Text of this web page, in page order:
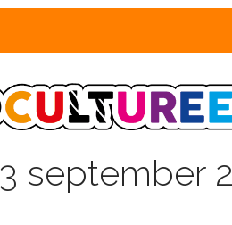
september